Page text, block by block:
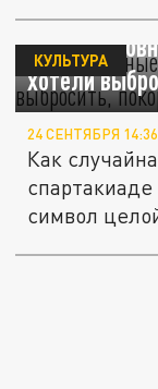
хотели
КУЛЬТУРА
24 СЕНТЯБРЯ 14:36
Как
символ